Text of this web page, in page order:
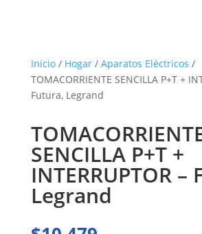
Inicio/ Hogar/ Aparatos Eléctricos /
TOMACORRIENTE SENCILLA P+T +
Futura, Legrand
SENCILLA P+T +
INTERRUPTOR –
Legrand